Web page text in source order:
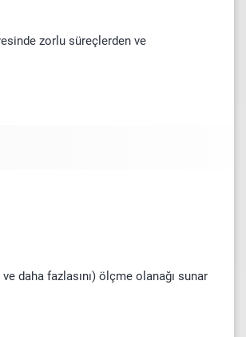
zorlu süreçlerden ve
daha fazlasını) ölçme olanağı sunar